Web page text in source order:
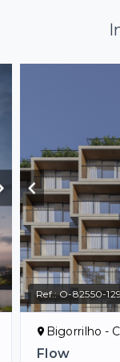
Ref.: O-82550-
Bigorrilho -
Flow